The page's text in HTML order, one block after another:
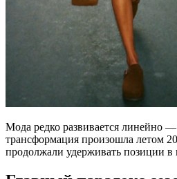
Мода редко развивается линейно
трансформация произошла летом
продолжали удерживать позиции